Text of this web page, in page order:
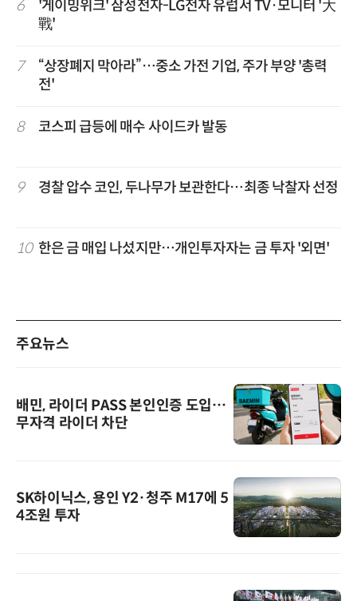
6
'게이밍위크' 삼성전자-LG전자 유럽서 TV·모니터 '大
戰'
7
“상장폐지 막아라”…중소 가전 기업, 주가 부양 '총력
전'
8 코스피 급등에 매수 사이드카 발동
9 경찰 압수 코인, 두나무가 보관한다…최종 낙찰자 선정
10 한은 금 매입 나섰지만…개인투자자는 금 투자 '외면'
주요뉴스
배민, 라이더 PASS 본인인증 도입…
무자격 라이더 차단
SK하이닉스, 용인 Y2·청주 M17에 5
4조원 투자